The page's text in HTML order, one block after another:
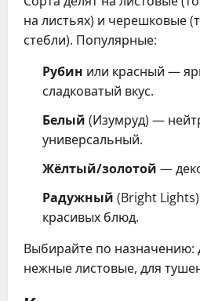
на листьях) и черешковые
стебли). Популярные:
Рубин или красный —
сладковатый вкус.
Белый (Изумруд) —
универсальный.
Жёлтый/золотой —
Радужный (Bright
красивых блюд.
Выбирайте по назначению:
нежные листовые, для